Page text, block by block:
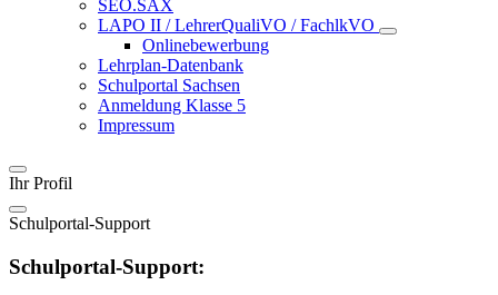
SEO.SAX
LAPO II / LehrerQualiVO / FachlkVO
Onlinebewerbung
Lehrplan-Datenbank
Schulportal Sachsen
Anmeldung Klasse 5
Impressum
Ihr Profil
Schulportal-Support
Schulportal-Support: